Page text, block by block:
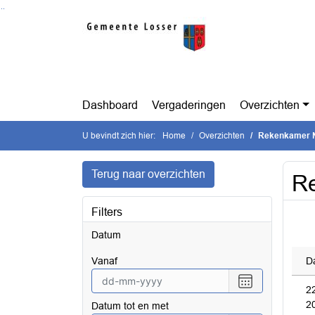
Dashboard Vergaderingen Overzichten
U bevindt zich hier: Home Overzichten Rekenkamer
Terug naar overzichten
Filters
Datum
vanaf
Selecteer
een
Datum tot en met